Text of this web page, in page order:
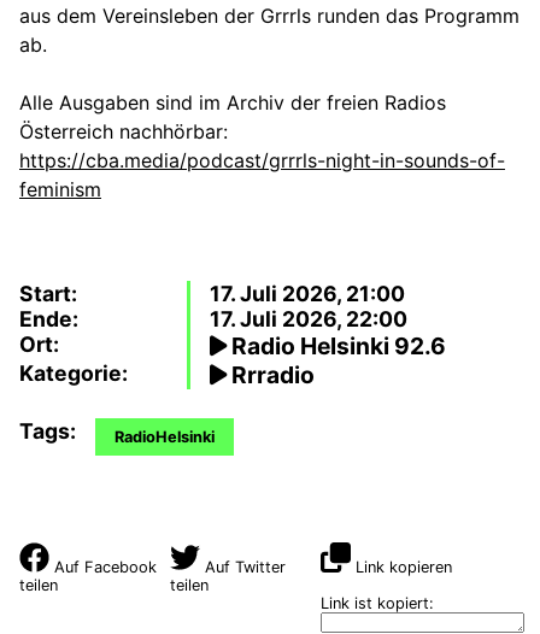
aus dem Vereinsleben der Grrrls runden das Programm
ab.
Alle Ausgaben sind im Archiv der freien Radios
Österreich nachhörbar:
https://cba.media/podcast/grrrls-night-in-sounds-of-
feminism
Start:
17. Juli 2026, 21:00
Ende:
17. Juli 2026, 22:00
Ort:
Radio Helsinki 92.6
Kategorie: Rrradio
Tags: RadioHelsinki
Auf Facebook
teilen
Auf Twitter
teilen
Link kopieren
Link ist kopiert: